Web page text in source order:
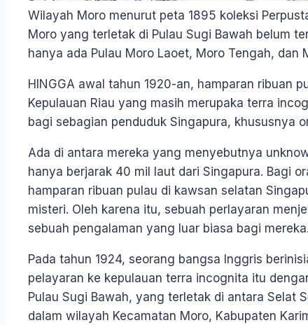
Wilayah Moro menurut peta 1895 koleksi
Moro yang terletak di Pulau Sugi Bawah belum
hanya ada Pulau Moro Laoet, Moro Tengah, dan
HINGGA awal tahun 1920-an, hamparan ribuan
Kepulauan Riau yang masih merupaka terra
bagi sebagian penduduk Singapura, khususnya
Ada di antara mereka yang menyebutnya
hanya berjarak 40 mil laut dari Singapura. Bagi
hamparan ribuan pulau di kawsan selatan
misteri. Oleh karena itu, sebuah perlayaran
sebuah pengalaman yang luar biasa bagi mereka.
Pada tahun 1924, seorang bangsa Inggris
pelayaran ke kepulauan terra incognita itu
Pulau Sugi Bawah, yang terletak di antara Selat
dalam wilayah Kecamatan Moro, Kabupaten